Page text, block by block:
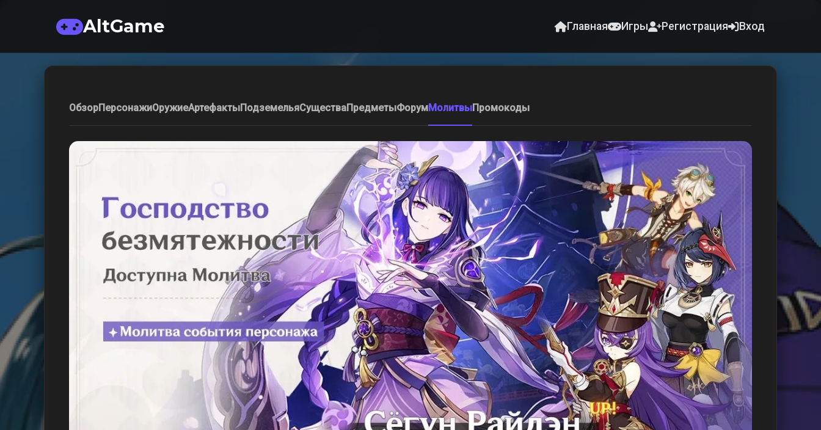
AltGame Главная Игры Регистрация Вход
ОбзорПерсонажиОружиеАртефактыПодземельяСуществаПредметыФорумМолитвыПромокоды